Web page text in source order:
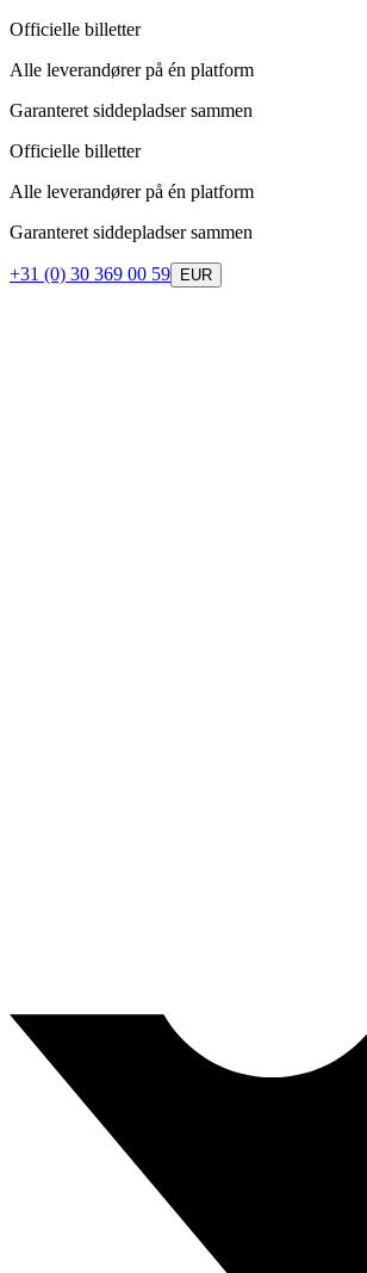
Officielle billetter
Alle leverandører på én platform
Garanteret siddepladser sammen
Officielle billetter
Alle leverandører på én platform
Garanteret siddepladser sammen
+31 (0) 30 369 00 59 EUR